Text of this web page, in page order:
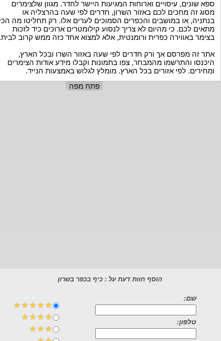
ספא שונים, עיסויים וארוחות המגיעות היישר לחדר. מגוון שלצימרים
מסוג זה מחכים לכם באזור השרון, חדרים לפי שעה בהרצליה או
בנתניה, או במושבים והכפרים הסמוכים לערים אלו. רק תחליטו מה
מתאים לכם. כי מהיום לא צריך לנסוע קילומטרים ארוכים כיד לזכות
בצימר באווירה כפרית ורומנטית, אלא למצוא אחד כזה ממש קרוב
אתר זה מפרסם אך ורק חדרים לפי שעה באזור השרו ובכל הארץ,
היכנסו והתרשמו מהמבחר, צפו בתמונות וקבלו מידע אודות הצימרים
ומחירים. לפי אזורים בכל הארץ. מומלץ לגלוש באמצעות הנייד.
פתח מפה
הוסף חוות דעת על : כיף בכפר בשרון
שם:
טלפון: